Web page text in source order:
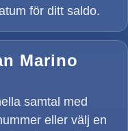
för ditt saldo.
Marino
samtal med
eller välj en